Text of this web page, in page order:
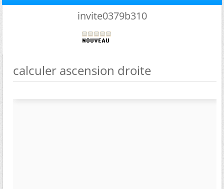
invite0379b310
calculer ascension droite